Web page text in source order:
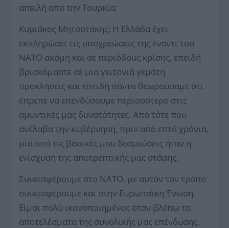
απειλή από την Τουρκία;
Κυριάκος Μητσοτάκης: Η Ελλάδα έχει
εκπληρώσει τις υποχρεώσεις της έναντι του
ΝΑΤΟ ακόμη και σε περιόδους κρίσης, επειδή
βρισκόμαστε σε μια γειτονιά γεμάτη
προκλήσεις και επειδή πάντα θεωρούσαμε ότι
έπρεπε να επενδύσουμε περισσότερο στις
αμυντικές μας δυνατότητες. Από τότε που
ανέλαβα την κυβέρνηση, πριν από επτά χρόνια,
μία από τις βασικές μου δεσμεύσεις ήταν η
ενίσχυση της αποτρεπτικής μας στάσης.
Συνεισφέρουμε στο ΝΑΤΟ, με αυτόν τον τρόπο
συνεισφέρουμε και στην Ευρωπαϊκή Ένωση.
Είμαι πολύ ικανοποιημένος όταν βλέπω τα
αποτελέσματα της συνολικής μας επένδυσης.